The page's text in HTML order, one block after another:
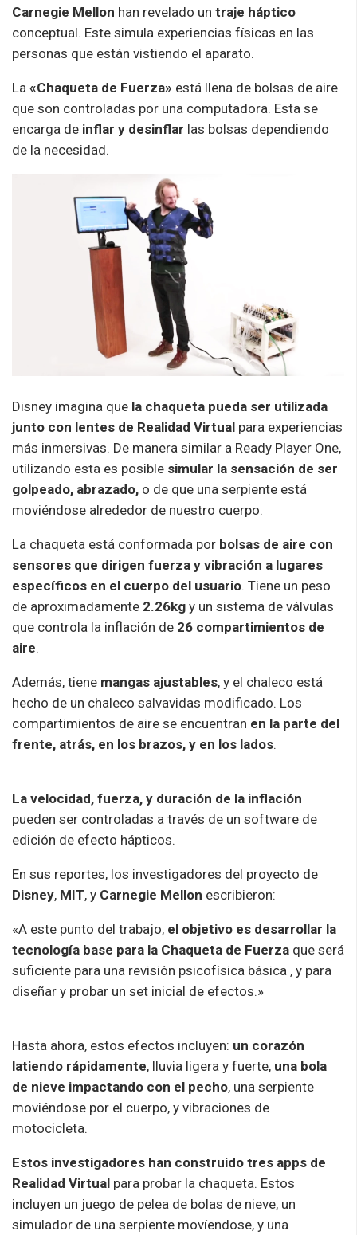
Carnegie Mellon han revelado un traje háptico
conceptual. Este simula experiencias físicas en las
personas que están vistiendo el aparato.
La «Chaqueta de Fuerza» está llena de bolsas de aire
que son controladas por una computadora. Esta se
encarga de inflar y desinflar las bolsas dependiendo
de la necesidad.
Disney imagina que la chaqueta pueda ser utilizada
junto con lentes de Realidad Virtual para experiencias
más inmersivas. De manera similar a Ready Player One,
utilizando esta es posible simular la sensación de ser
golpeado, abrazado, o de que una serpiente está
moviéndose alrededor de nuestro cuerpo.
La chaqueta está conformada por bolsas de aire con
sensores que dirigen fuerza y vibración a lugares
específicos en el cuerpo del usuario. Tiene un peso
de aproximadamente 2.26kg y un sistema de válvulas
que controla la inflación de 26 compartimientos de
aire.
Además, tiene mangas ajustables, y el chaleco está
hecho de un chaleco salvavidas modificado. Los
compartimientos de aire se encuentran en la parte del
frente, atrás, en los brazos, y en los lados.
La velocidad, fuerza, y duración de la inflación
pueden ser controladas a través de un software de
edición de efecto hápticos.
En sus reportes, los investigadores del proyecto de
Disney, MIT, y Carnegie Mellon escribieron:
«A este punto del trabajo, el objetivo es desarrollar la
tecnología base para la Chaqueta de Fuerza que será
suficiente para una revisión psicofísica básica , y para
diseñar y probar un set inicial de efectos.»
Hasta ahora, estos efectos incluyen: un corazón
latiendo rápidamente, lluvia ligera y fuerte, una bola
de nieve impactando con el pecho, una serpiente
moviéndose por el cuerpo, y vibraciones de
motocicleta.
Estos investigadores han construido tres apps de
Realidad Virtual para probar la chaqueta. Estos
incluyen un juego de pelea de bolas de nieve, un
simulador de una serpiente movíendose, y una